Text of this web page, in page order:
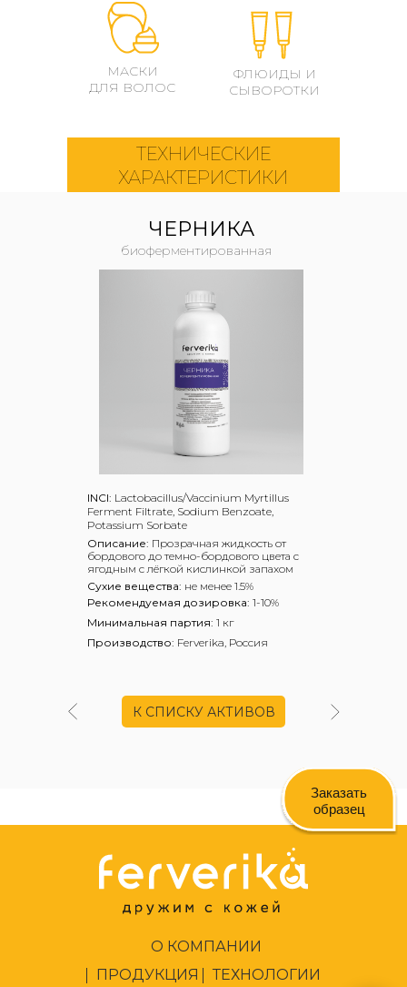
МАСКИ
ДЛЯ ВОЛОС
ФЛЮИДЫ И
СЫВОРОТКИ
ТЕХНИЧЕСКИЕ
ХАРАКТЕРИСТИКИ
Сухие вещества: не менее 1.5%
Описание: Прозрачная жидкость от
бордового до темно-бордового цвета с
ягодным с лёгкой кислинкой запахом
Рекомендуемая дозировка: 1-10%
ЧЕРНИКА
биоферментированная
INCI: Lactobacillus/Vaccinium Myrtillus
Ferment Filtrate, Sodium Benzoate,
Potassium Sorbate
Минимальная партия: 1 кг
Производство: Ferverika, Россия
К СПИСКУ АКТИВОВ
Заказать
образец
О КОМПАНИИ
ПРОДУКЦИЯ
ТЕХНОЛОГИИ